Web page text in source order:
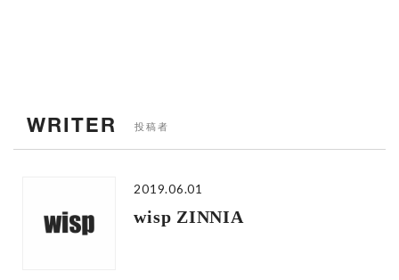
WRITER 投稿者
2019.06.01
wisp ZINNIA